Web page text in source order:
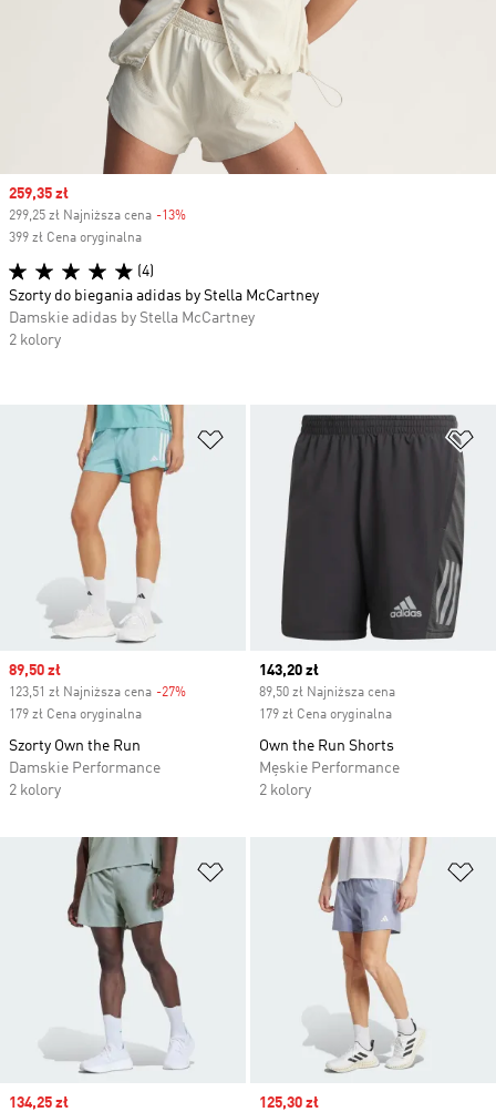
Dodaj do listy życzeń
Sale price
89,50 zł
123,51 zł Najniższa cena -27%
179 zł Cena oryginalna
Szorty Own the Run
Damskie Performance
2 kolory
Current price
143,20 zł
89,50 zł Najniższa cena
179 zł Cena oryginalna
Own the Run Shorts
Męskie Performance
2 kolory
Dodaj do listy życzeń
Sale price
134,25 zł Sale price
125,30 zł
Sale price
259,35 zł
299,25 zł Najniższa cena -13%
399 zł Cena oryginalna
(4)
Szorty do biegania adidas by Stella McCartney
Damskie adidas by Stella McCartney
2 kolory